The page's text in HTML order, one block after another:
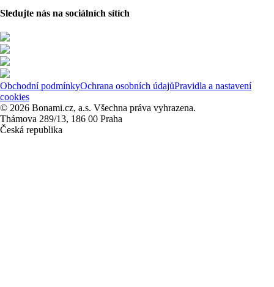
Sledujte nás na sociálních sítích
Obchodní podmínkyOchrana osobních údajůPravidla a nastavení
cookies
© 2026 Bonami.cz, a.s. Všechna práva vyhrazena.
Thámova 289/13, 186 00 Praha
Česká republika